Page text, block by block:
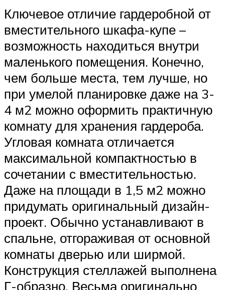
Ключевое отличие гардеробной от
вместительного шкафа-купе –
возможность находиться внутри
маленького помещения. Конечно,
чем больше места, тем лучше, но
при умелой планировке даже на 3-
4 м2 можно оформить практичную
комнату для хранения гардероба.
Угловая комната отличается
максимальной компактностью в
сочетании с вместительностью.
Даже на площади в 1,5 м2 можно
придумать оригинальный дизайн-
проект. Обычно устанавливают в
спальне, отгораживая от основной
комнаты дверью или ширмой.
Конструкция стеллажей выполнена
Г-образно. Весьма оригинально